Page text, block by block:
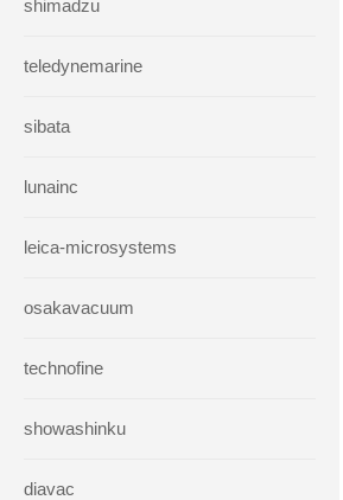
shimadzu
teledynemarine
sibata
lunainc
leica-microsystems
osakavacuum
technofine
showashinku
diavac